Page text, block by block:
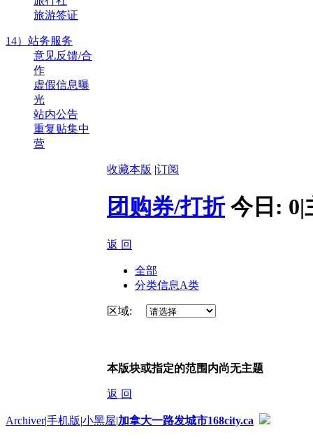
旅游签证
14）站务服务
意见反馈/合
作
虚假信息曝
光
站内公告
重复贴集中
营
收藏本版 |订阅
团购券/打折 今日: 0|
返 回
全部
分类信息A类
区域:
本版块或指定的范围内尚无主题
返 回
Archiver|手机版|小黑屋|加拿大一路发城市168city.ca